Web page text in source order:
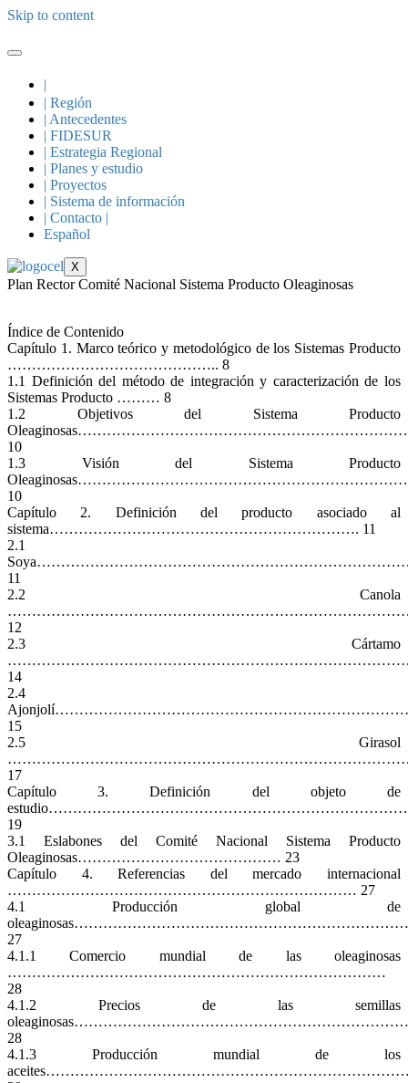
Skip to content
|
| Región
| Antecedentes
| FIDESUR
| Estrategia Regional
| Planes y estudio
| Proyectos
| Sistema de información
| Contacto |
Español
X
Plan Rector Comité Nacional Sistema Producto Oleaginosas
Índice de Contenido
Capítulo 1. Marco teórico y metodológico de los Sistemas Producto
…………………………………….. 8
1.1 Definición del método de integración y caracterización de los
Sistemas Producto ……… 8
1.2 Objetivos del Sistema Producto
10
1.3 Visión del Sistema Producto
10
Capítulo 2. Definición del producto asociado al
sistema………………………………………………………. 11
2.1
11
2.2 Canola
12
2.3 Cártamo
14
2.4
15
2.5 Girasol
17
Capítulo 3. Definición del objeto de
19
3.1 Eslabones del Comité Nacional Sistema Producto
Oleaginosas…………………………………… 23
Capítulo 4. Referencias del mercado internacional
……………………………………………………………… 27
4.1 Producción global de
27
4.1.1 Comercio mundial de las oleaginosas
……………………………………………………………………
28
4.1.2 Precios de las semillas
28
4.1.3 Producción mundial de los